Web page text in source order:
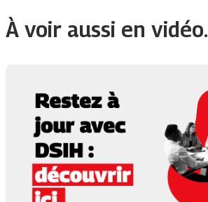
À voir aussi en vidéo.